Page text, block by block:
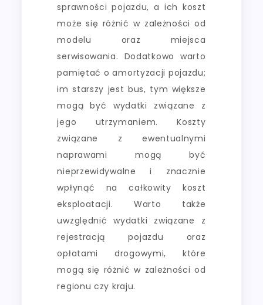
sprawności pojazdu, a ich koszt
może się różnić w zależności od
modelu oraz miejsca
serwisowania. Dodatkowo warto
pamiętać o amortyzacji pojazdu;
im starszy jest bus, tym większe
mogą być wydatki związane z
jego utrzymaniem. Koszty
związane z ewentualnymi
naprawami mogą być
nieprzewidywalne i znacznie
wpłynąć na całkowity koszt
eksploatacji. Warto także
uwzględnić wydatki związane z
rejestracją pojazdu oraz
opłatami drogowymi, które
mogą się różnić w zależności od
regionu czy kraju.